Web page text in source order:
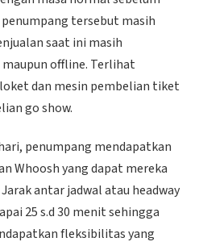
tersebut masih
saat ini masih
offline. Terlihat
dan mesin pembelian tiket
go show.
penumpang mendapatkan
Whoosh yang dapat mereka
antar jadwal atau headway
25 s.d 30 menit sehingga
fleksibilitas yang